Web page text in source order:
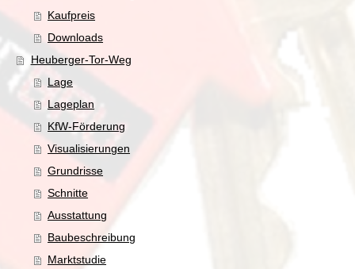
Kaufpreis
Downloads
Heuberger-Tor-Weg
Lage
Lageplan
KfW-Förderung
Visualisierungen
Grundrisse
Schnitte
Ausstattung
Baubeschreibung
Marktstudie